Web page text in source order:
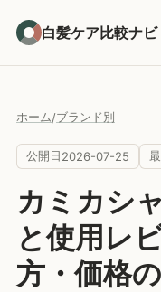
白髪ケア比較ナビ
ホーム/ブランド別
公開日2026-07-25
カミカシ
と使用レ
方・価格